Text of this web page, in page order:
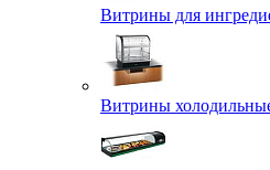
Витрины для
Витрины